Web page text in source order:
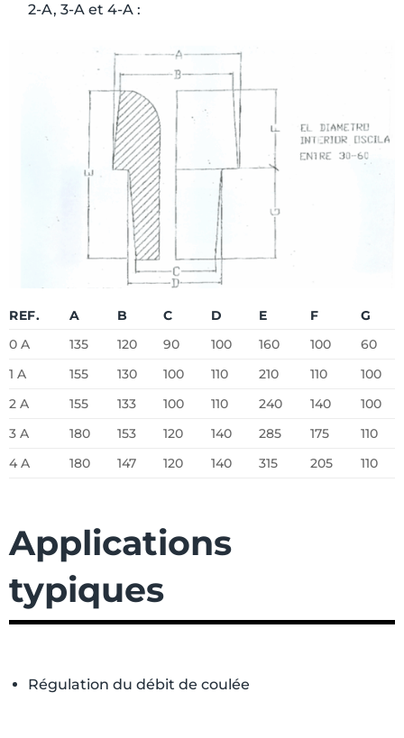
2-A, 3-A et 4-A :
REF. A B C D E F
G
0 A
135 120 90 100 160 100
60
1 A
155 130 100 110 210 110
100
2 A
155 133 100 110 240 140
100
3 A
180 153 120 140 285 175
110
4 A
180 147 120 140 315 205 110
Applications
typiques
Régulation du débit de coulée